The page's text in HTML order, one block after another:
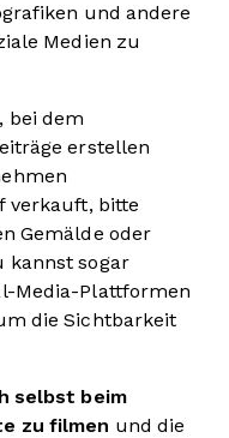
und andere
Medien zu
, bei dem
erstellen
verkauft, bitte
Gemälde oder
kannst sogar
Media-Plattformen
die Sichtbarkeit
selbst beim
zu filmen und die